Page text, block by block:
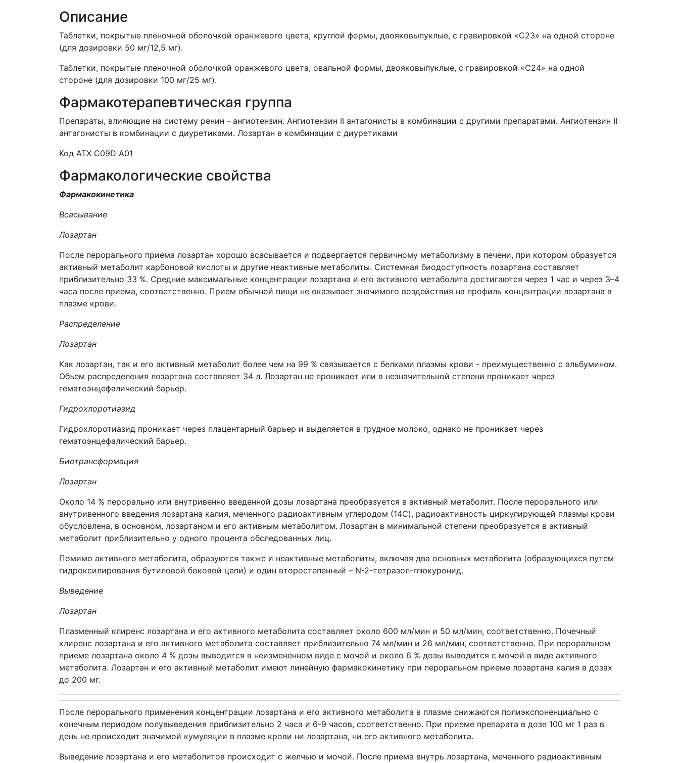
Описание
Таблетки, покрытые пленочной оболочкой оранжевого цвета, круглой формы, двояковыпуклые, с гравировкой «С23» на одной стороне
(для дозировки 50 мг/12,5 мг).
Таблетки, покрытые пленочной оболочкой оранжевого цвета, овальной формы, двояковыпуклые, с гравировкой «С24» на одной
стороне (для дозировки 100 мг/25 мг).
Фармакотерапевтическая группа
Препараты, влияющие на систему ренин - ангиотензин. Ангиотензин II антагонисты в комбинации с другими препаратами. Ангиотензин II
антагонисты в комбинации с диуретиками. Лозартан в комбинации с диуретиками
Код АТХ С09D A01
Фармакологические свойства
Фармакокинетика
Всасывание
Лозартан
После перорального приема лозартан хорошо всасывается и подвергается первичному метаболизму в печени, при котором образуется
активный метаболит карбоновой кислоты и другие неактивные метаболиты. Системная биодоступность лозартана составляет
приблизительно 33 %. Средние максимальные концентрации лозартана и его активного метаболита достигаются через 1 час и через 3–4
часа после приема, соответственно. Прием обычной пищи не оказывает значимого воздействия на профиль концентрации лозартана в
плазме крови.
Распределение
Лозартан
Как лозартан, так и его активный метаболит более чем на 99 % связывается с белками плазмы крови - преимущественно с альбумином.
Объем распределения лозартана составляет 34 л. Лозартан не проникает или в незначительной степени проникает через
гематоэнцефалический барьер.
Гидрохлоротиазид
Гидрохлоротиазид проникает через плацентарный барьер и выделяется в грудное молоко, однако не проникает через
гематоэнцефалический барьер.
Биотрансформация
Лозартан
Около 14 % перорально или внутривенно введенной дозы лозартана преобразуется в активный метаболит. После перорального или
внутривенного введения лозартана калия, меченного радиоактивным углеродом (14C), радиоактивность циркулирующей плазмы крови
обусловлена, в основном, лозартаном и его активным метаболитом. Лозартан в минимальной степени преобразуется в активный
метаболит приблизительно у одного процента обследованных лиц.
Помимо активного метаболита, образуются также и неактивные метаболиты, включая два основных метаболита (образующихся путем
гидроксилирования бутиловой боковой цепи) и один второстепенный – N-2-тетразол-глюкуронид.
Выведение
Лозартан
Плазменный клиренс лозартана и его активного метаболита составляет около 600 мл/мин и 50 мл/мин, соответственно. Почечный
клиренс лозартана и его активного метаболита составляет приблизительно 74 мл/мин и 26 мл/мин, соответственно. При пероральном
приеме лозартана около 4 % дозы выводится в неизмененном виде с мочой и около 6 % дозы выводится с мочой в виде активного
метаболита. Лозартан и его активный метаболит имеют линейную фармакокинетику при пероральном приеме лозартана калия в дозах
до 200 мг.
После перорального применения концентрации лозартана и его активного метаболита в плазме снижаются полиэкспоненциально с
конечным периодом полувыведения приблизительно 2 часа и 6-9 часов, соответственно. При приеме препарата в дозе 100 мг 1 раз в
день не происходит значимой кумуляции в плазме крови ни лозартана, ни его активного метаболита.
Выведение лозартана и его метаболитов происходит с желчью и мочой. После приема внутрь лозартана, меченного радиоактивным